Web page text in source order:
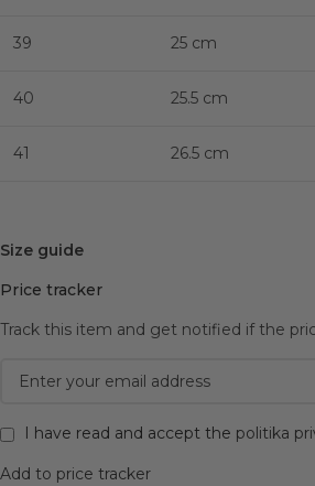
39 25 cm
40 25.5 cm
41 26.5 cm
Size guide
Price tracker
Track this item and get notified if the
I have read and accept the politika
Add to price tracker